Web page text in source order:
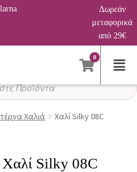
Δωρεάν
μεταφορικά
από 29€
0
Χαλιά
Χαλί Silky 08C
Χαλί Silky 08C